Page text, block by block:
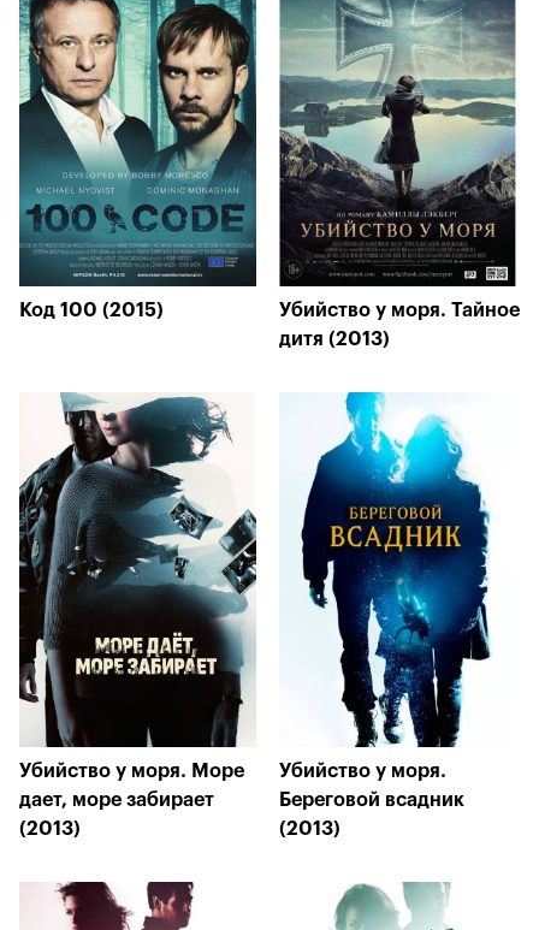
Код 100 (2015)
Убийство у моря. Тайное
дитя (2013)
Убийство у моря. Море
дает, море забирает
(2013)
Убийство у моря.
Береговой всадник
(2013)